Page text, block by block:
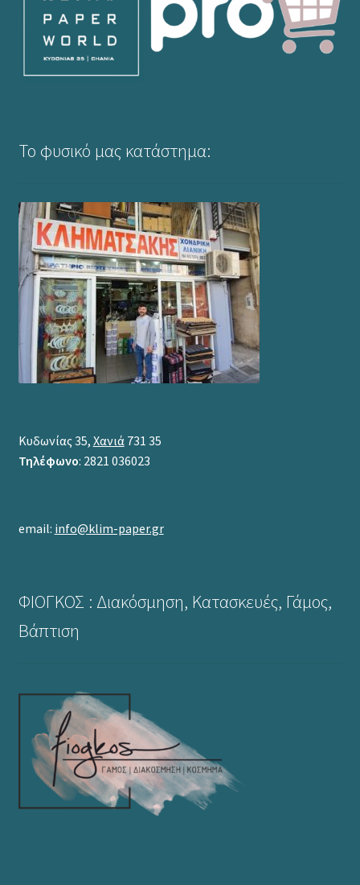
Το φυσικό μας κατάστημα:
Κυδωνίας 35, Χανιά731 35
Τηλέφωνο: 2821 036023
email: info@klim-paper.gr
ΦΙΟΓΚΟΣ : Διακόσμηση, Κατασκευές, Γάμος,
Βάπτιση